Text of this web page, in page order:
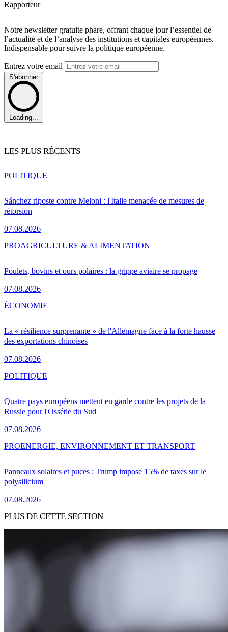
Rapporteur
Notre newsletter gratuite phare, offrant chaque jour l’essentiel de
l’actualité et de l’analyse des institutions et capitales européennes.
Indispensable pour suivre la politique européenne.
Entrez votre email
S'abonner
Loading...
LES PLUS RÉCENTS
Sánchez riposte contre Meloni : l'Italie menacée de mesures de
rétorsion
07.08.2026
POLITIQUE
Poulets, bovins et ours polaires : la grippe aviaire se propage
07.08.2026
PROAGRICULTURE & ALIMENTATION
La « résilience surprenante » de l'Allemagne face à la forte hausse
des exportations chinoises
07.08.2026
ÉCONOMIE
Quatre pays européens mettent en garde contre les projets de la
Russie pour l'Ossétie du Sud
07.08.2026
POLITIQUE
Panneaux solaires et puces : Trump impose 15% de taxes sur le
polysilicium
07.08.2026
PROENERGIE, ENVIRONNEMENT ET TRANSPORT
PLUS DE CETTE SECTION